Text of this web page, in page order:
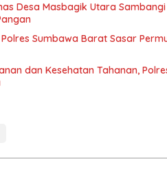
Desa Masbagik Utara
Sumbawa Barat Sasar
dan Kesehatan Tahanan,